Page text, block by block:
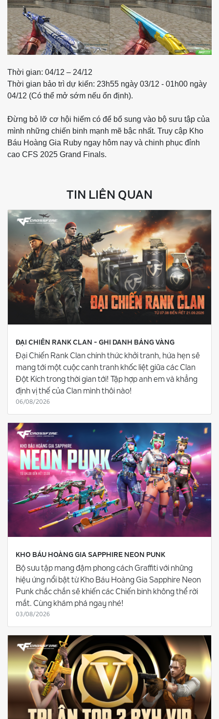
Thời gian: 04/12 – 24/12
Thời gian bảo trì dự kiến: 23h55 ngày 03/12 - 01h00 ngày
04/12 (Có thể mở sớm nếu ổn định).
Đừng bỏ lỡ cơ hội hiếm có để bổ sung vào bộ sưu tập của
mình những chiến binh mạnh mẽ bậc nhất. Truy cập Kho
Báu Hoàng Gia Ruby ngay hôm nay và chinh phục đỉnh
cao CFS 2025 Grand Finals.
TIN LIÊN QUAN
ĐẠI CHIẾN RANK CLAN - GHI DANH BẢNG VÀNG
Đại Chiến Rank Clan chính thức khởi tranh, hứa hẹn sẽ
mang tới một cuộc canh tranh khốc liệt giữa các Clan
Đột Kích trong thời gian tới! Tập hợp anh em và khẳng
định vị thế của Clan mình thôi nào!
06/08/2026
KHO BÁU HOÀNG GIA SAPPHIRE NEON PUNK
Bộ sưu tập mang đậm phong cách Graffiti với những
hiệu ứng nổi bật từ Kho Báu Hoàng Gia Sapphire Neon
Punk chắc chắn sẽ khiến các Chiến binh không thể rời
mắt. Cùng khám phá ngay nhé!
03/08/2026